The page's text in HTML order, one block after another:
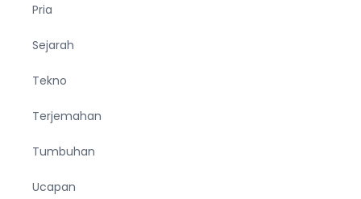
Pria
Sejarah
Tekno
Terjemahan
Tumbuhan
Ucapan